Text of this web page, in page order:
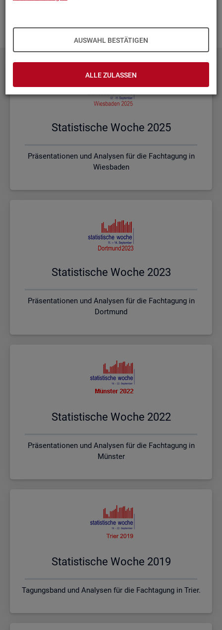
AUSWAHL BESTÄTIGEN
ALLE ZULASSEN
Sta­tis­ti­sche Woche 2025
Präsentationen und Analysen für die Fachtagung in
Wiesbaden
Sta­tis­ti­sche Woche 2023
Präsentationen und Analysen für die Fachtagung in
Dortmund
Sta­tis­ti­sche Woche 2022
Präsentationen und Analysen für die Fachtagung in
Münster
Sta­tis­ti­sche Woche 2019
Tagungsband und Analysen für die Fachtagung in Trier.